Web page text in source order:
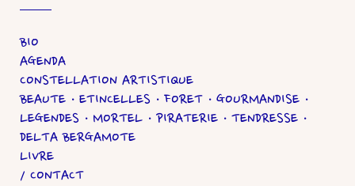
BIO
AGENDA
CONSTELLATION ARTISTIQUE
BEAUTE
ETINCELLES FORET
GOURMANDISE
LEGENDES
MORTEL PIRATERIE
TENDRESSE
DELTA BERGAMOTE
LIVRE
CONTACT